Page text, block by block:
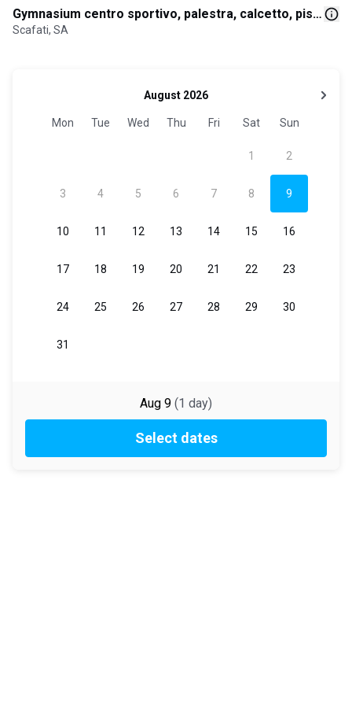
Gymnasium centro sportivo, palestra, calcetto, piscine
Scafati, SA
Aug 9 (1 day)
Select dates